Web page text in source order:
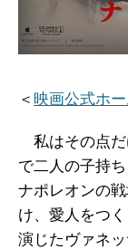
＜ 映画公式ホ
私はその点だ
で二人の子持
ナポレオンの
け、愛人をつ
演じたヴァネ